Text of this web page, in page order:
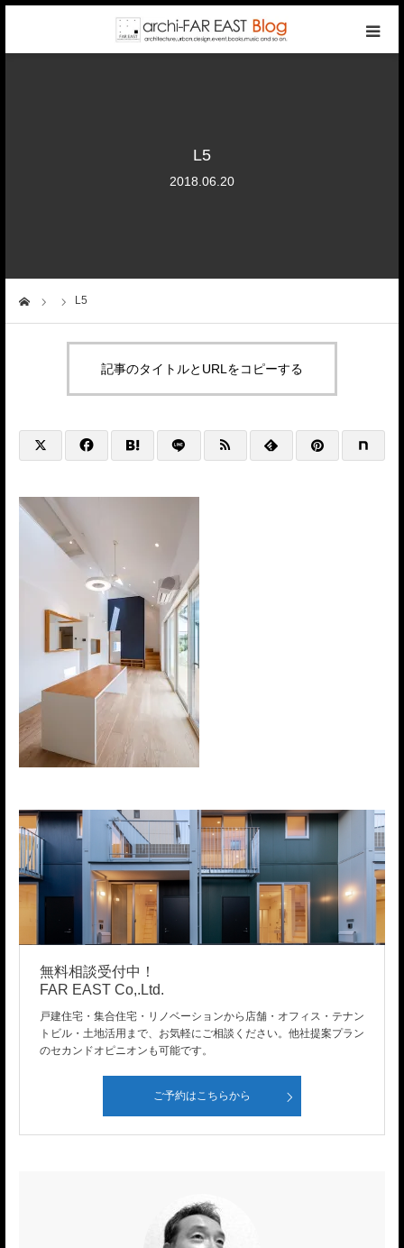
L5
2018.06.20
L5
記事のタイトルとURLをコピーする
無料相談受付中！
FAR EAST Co,.Ltd.
戸建住宅・集合住宅・リノベーションから店舗・オフィス・テナン
トビル・土地活用まで、お気軽にご相談ください。他社提案プラン
のセカンドオピニオンも可能です。
ご予約はこちらから
company
@HP+SNS